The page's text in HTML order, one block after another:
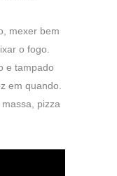
mexer bem
o fogo.
e tampado
em quando.
pizza